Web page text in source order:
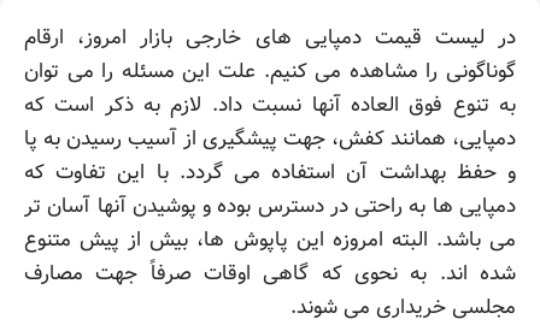
در لیست قیمت دمپایی های خارجی بازار امروز، ارقام
گوناگونی را مشاهده می کنیم. علت این مسئله را می توان
به تنوع فوق العاده آنها نسبت داد. لازم به ذکر است که
دمپایی، همانند کفش، جهت پیشگیری از آسیب رسیدن به پا
و حفظ بهداشت آن استفاده می گردد. با این تفاوت که
دمپایی ها به راحتی در دسترس بوده و پوشیدن آنها آسان تر
می باشد. البته امروزه این پاپوش ها، بیش از پیش متنوع
شده اند. به نحوی که گاهی اوقات صرفاً جهت مصارف
مجلسی خریداری می شوند.